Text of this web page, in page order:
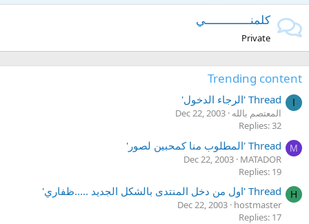
كلمنـــــــــــــي
Private
Trending content
ا Thread 'الرجاء الدخول'
المعتصم بالله Dec 22, 2003
Replies: 32
M Thread 'المطلوب منا كمحبين لصور'
MATADOR
Dec 22, 2003
Replies: 19
H Thread 'اول من دخل المنتدى بالشكل الجديد .....ظفاري'
hostmaster
Dec 22, 2003
Replies: 17